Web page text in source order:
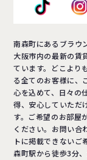
南森町にあるブラウ
大阪市内の最新の賃
ています。どこより
る全てのお客様に、
心を込めて、日々の
得、安心していただ
す。ご希望のお部屋
ください。お問い合
トに掲載できないご
森町駅から徒歩3分